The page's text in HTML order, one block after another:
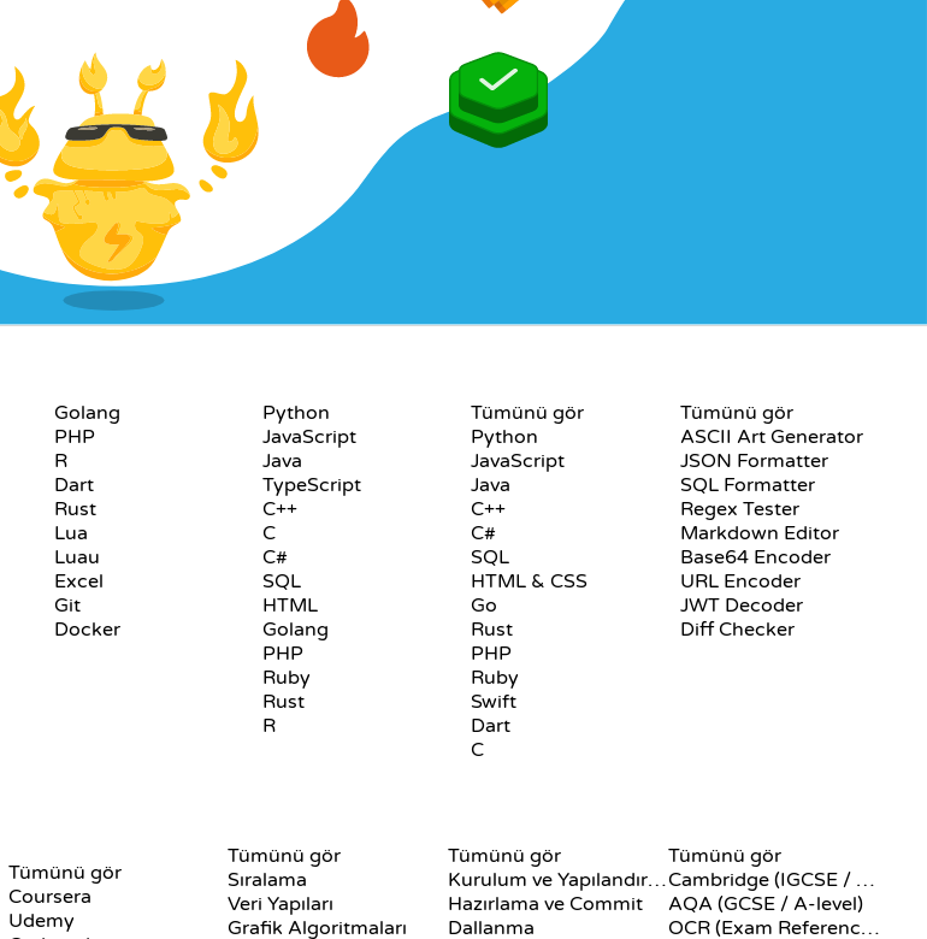
Golang
PHP
R
Dart
Rust
Lua
Luau
Excel
Git
Docker
Python
JavaScript
Java
TypeScript
C++
C
C#
SQL
HTML
Golang
PHP
Ruby
Rust
R
Tümünü gör
Python
JavaScript
Java
C++
C#
SQL
HTML & CSS
Go
Rust
PHP
Ruby
Swift
Dart
C
Tümünü gör
ASCII Art Generator
JSON Formatter
SQL Formatter
Regex Tester
Markdown Editor
Base64 Encoder
URL Encoder
JWT Decoder
Diff Checker
Tümünü gör
Coursera
Udemy
Tümünü gör
Sıralama
Veri Yapıları
Grafik Algoritmaları
Tümünü gör
Kurulum ve Yapılandırma
Hazırlama ve Commit
Dallanma
Tümünü gör
Cambridge (IGCSE / A-Level)
AQA (GCSE / A-level)
OCR (Exam Reference Language)